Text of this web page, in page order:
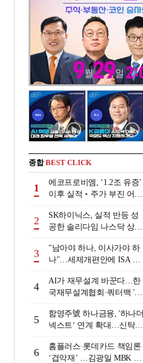
종합BEST CLICK
1
에코프로비엠, ‘1.2조 유증’
이후 실적‧주가 부진 어쩌
2
SK하이닉스, 실적 반등 성
공한 솔리다임 나스닥 상장
3
"남아야 하나, 이사가야 하
나"…세제개편안에 ISA 투
4
AI가 재무설계 바꾼다…한
국재무설계협회·쿼터백 '베
5
함영주號 하나금융, '하나더
넥스트‘ 연계 확대…신탁수
니어 비즈니스 돋보기]
6
홈플러스·롯데카드 책임론
‘겹악재’ …김광일 MBK 부